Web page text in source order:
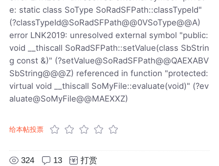
e: static class SoType SoRadSFPath::classTypeId"
(?classTypeId@SoRadSFPath@@0VSoType@@A)
error LNK2019: unresolved external symbol "public:
void __thiscall SoRadSFPath::setValue(class SbStrin
g const &)" (?setValue@SoRadSFPath@@QAEXABV
SbString@@@Z) referenced in function "protected:
virtual void __thiscall SoMyFile::evaluate(void)" (?ev
aluate@SoMyFile@@MAEXXZ)
给本帖投票
324 13 打赏